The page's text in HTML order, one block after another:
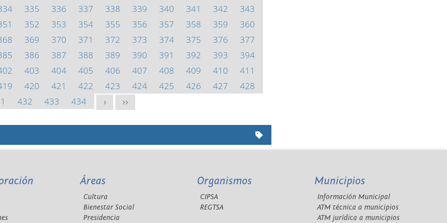
335 336 337 338 339 340 341 342
343
352 353 354 355 356 357 358 359
360
369 370 371 372 373 374 375 376
377
386 387 388 389 390 391 392 393
394
403 404 405 406 407 408 409 410
411
420 421 422 423 424 425 426 427
428
432 433 434 > >>
Áreas
Cultura
Bienestar Social
Presidencia
Organismos
CIPSA
REGTSA
Municipios
Información Municipal
ATM técnica a municipios
ATM jurídica a municipios